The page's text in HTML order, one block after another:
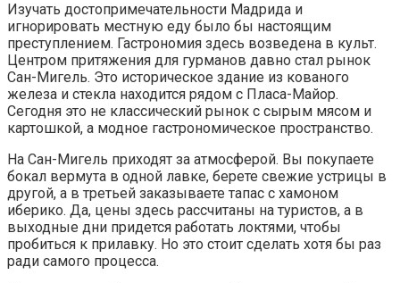
Изучать достопримечательности Мадрида и
игнорировать местную еду было бы настоящим
преступлением. Гастрономия здесь возведена в культ.
Центром притяжения для гурманов давно стал рынок
Сан-Мигель. Это историческое здание из кованого
железа и стекла находится рядом с Пласа-Майор.
Сегодня это не классический рынок с сырым мясом и
картошкой, а модное гастрономическое пространство.
На Сан-Мигель приходят за атмосферой. Вы покупаете
бокал вермута в одной лавке, берете свежие устрицы в
другой, а в третьей заказываете тапас с хамоном
иберико. Да, цены здесь рассчитаны на туристов, а в
выходные дни придется работать локтями, чтобы
пробиться к прилавку. Но это стоит сделать хотя бы раз
ради самого процесса.